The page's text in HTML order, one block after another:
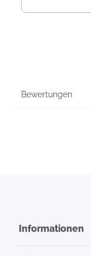
Bewertungen
Informationen